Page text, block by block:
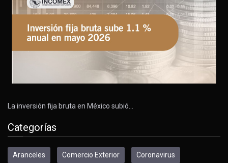
La inversión fija bruta en México subió…
Categorías
Aranceles Comercio Exterior Coronavirus